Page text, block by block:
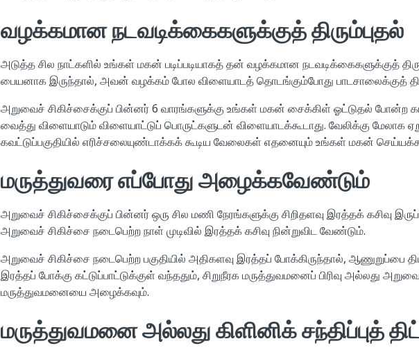
வழக்கமான நடவடிக்கைகளுக்குத் திரும்புதல்
அடுத்த சில நாட்களில் உங்கள் மகன் படிப்படியாகத் தன் வழக்கமான நடவடிக்கைகளுக்குத்
பையனாக இருந்தால், அவன் வழக்கம் போல விளையாடத் தொடங்கும்போது பாடசாலைக்குத்
அறுவைச் சிகிச்சைக்குப் பின்னர் 6 வாரங்களுக்கு உங்கள் மகன் சைக்கிள் ஓட்டுதல்
வைத்து விளையாடும் விளையாட்டுப் பொருட்களுடன் விளையாடக்கூடாது. வேலிக்கு மேலாக
கவட்டுப்பகுதியில் எரிச்சலையுண்டாக்கக் கூடிய வேலைகள் எதனையும் உங்கள் மகன்
மருத்துவரை எப்போது அழைக்கவேண்டும்
அறுவைச் சிகிச்சைக்குப் பின்னர் ஒரு சில மணி நேரங்களுக்கு சிறிதளவு இரத்தக் கசிவு
அறுவைச் சிகிச்சை நடைபெற்ற நாள் முடிவில் இரத்தக் கசிவு நின்றுவிட வேண்டும்.
அறுவைச் சிகிச்சை நடைபெற்ற பகுதியில் அதிகளவு இரத்தப் போக்கிருந்தால், ஆணுறுப்பை
இரத்தப் போக்கு கட்டுப்பாட்டுக்குள் வந்ததும், சிறுநீரக மருத்துவமனைப் பிரிவு அல்லது
மருத்துவமனையை அழைக்கவும்.
மருத்துவமனை அல்லது கிளினிக் சந்திப்புத்